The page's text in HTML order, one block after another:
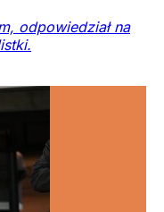
odpowiedział na